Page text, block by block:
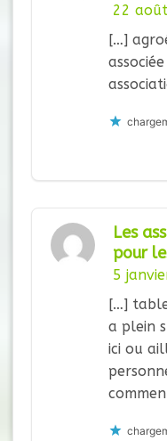
22
[…]
Les
pour
5
[…]
a plein
ici ou